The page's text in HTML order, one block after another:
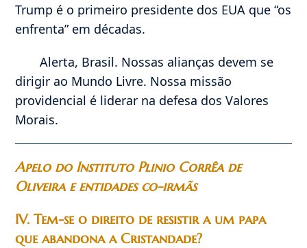
Trump é o primeiro presidente dos EUA que “os
enfrenta” em décadas.
Alerta, Brasil. Nossas alianças devem se
dirigir ao Mundo Livre. Nossa missão
providencial é liderar na defesa dos Valores
Morais.
Apelo do Instituto Plinio Corrêa de
Oliveira e entidades co-irmãs
IV. Tem-se o direito de resistir a um papa
que abandona a Cristandade?